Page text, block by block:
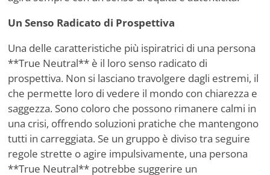
Un Senso Radicato di Prospettiva
Una delle caratteristiche più ispiratrici di una persona
**True Neutral** è il loro senso radicato di
prospettiva. Non si lasciano travolgere dagli estremi, il
che permette loro di vedere il mondo con chiarezza e
saggezza. Sono coloro che possono rimanere calmi in
una crisi, offrendo soluzioni pratiche che mantengono
tutti in carreggiata. Se un gruppo è diviso tra seguire
regole strette o agire impulsivamente, una persona
**True Neutral** potrebbe suggerire un